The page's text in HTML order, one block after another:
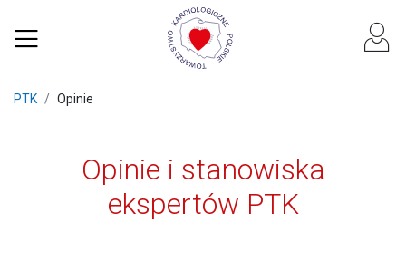
PTK Opinie
Opinie i stanowiska
ekspertów PTK